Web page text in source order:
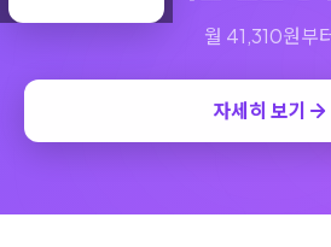
월 41,310원부
자세히 보기